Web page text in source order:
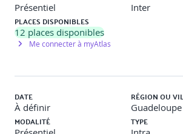
La déclaration des vues
La manipulation de l’historique
La navigation
Redirection
Gestion d‘erreur
Présentiel Inter
PLACES DISPONIBLES
12 places disponibles
Me connecter à myAtlas
DATE
À définir
RÉGION OU
Guadeloupe
MODALITÉ TYPE